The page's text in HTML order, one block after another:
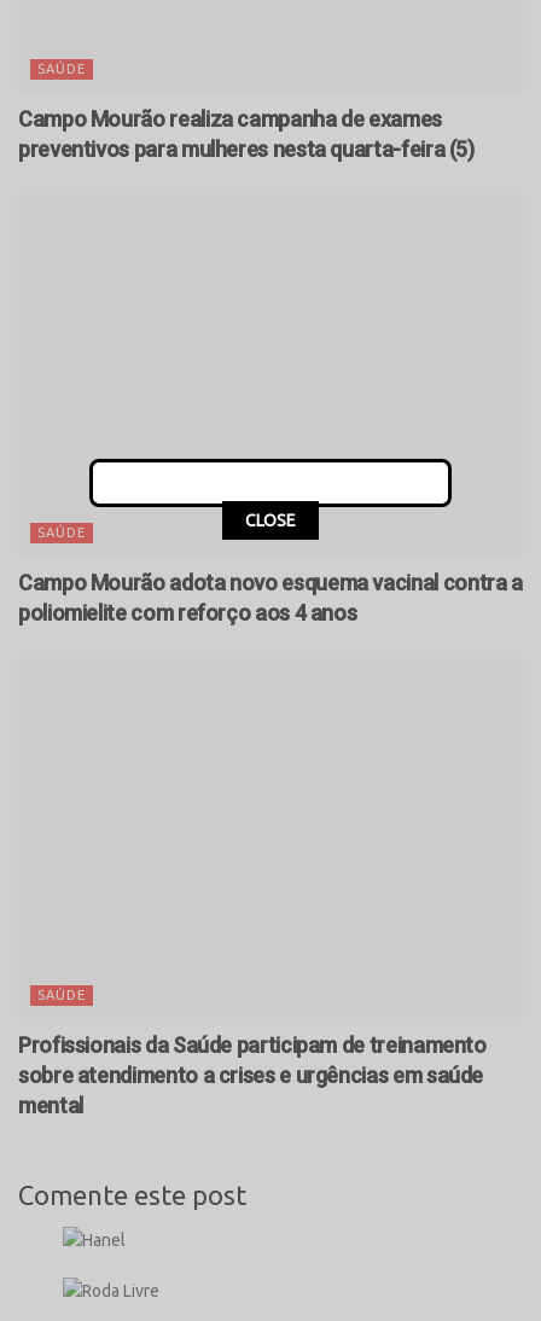
SAÚDE
Campo Mourão realiza campanha de exames
preventivos para mulheres nesta quarta-feira (5)
SAÚDE
Campo Mourão adota novo esquema vacinal contra a
poliomielite com reforço aos 4 anos
SAÚDE
Profissionais da Saúde participam de treinamento
sobre atendimento a crises e urgências em saúde
mental
Comente este post
CLOSE